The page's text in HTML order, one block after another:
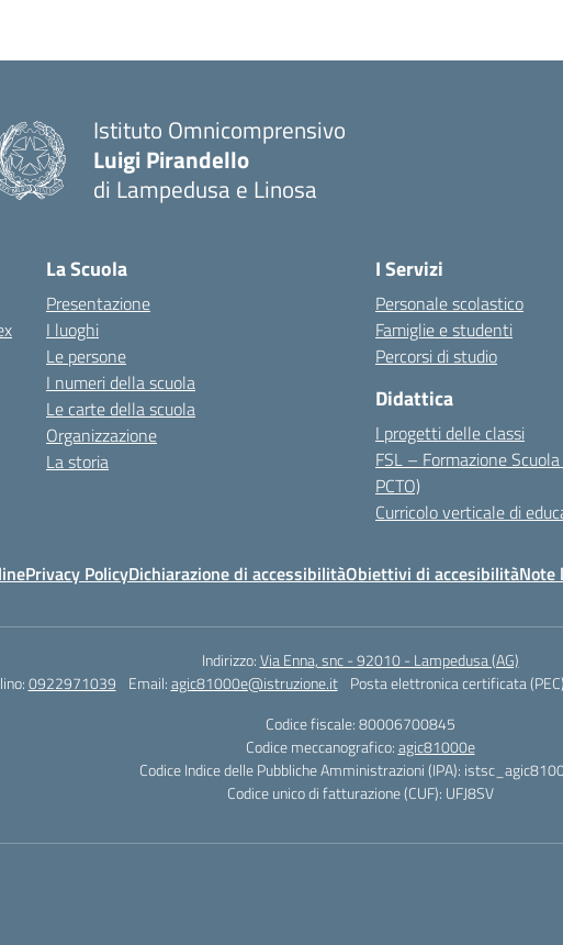
Istituto Omnicomprensivo
Luigi Pirandello
di Lampedusa e Linosa
La Scuola
Presentazione
I luoghi
Le persone
I numeri della scuola
Le carte della scuola
Organizzazione
La storia
I Servizi
Personale scolastico
Famiglie e studenti
Percorsi di studio
Didattica
I progetti delle classi
FSL – Formazione
PCTO)
Curricolo verticale di
Privacy PolicyDichiarazione di accessibilitàObiettivi di accesibilitàNote
Indirizzo:Via Enna, snc - 92010 - Lampedusa (AG)
0922971039 Email:agic81000e@istruzione.it Posta elettronica certificata
Codice fiscale: 80006700845
Codice meccanografico:agic81000e
Codice Indice delle Pubbliche Amministrazioni (IPA):
Codice unico di fatturazione (CUF): UFJ8SV